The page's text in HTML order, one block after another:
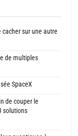
sur une autre
de multiples
SpaceX
de couper le
solutions